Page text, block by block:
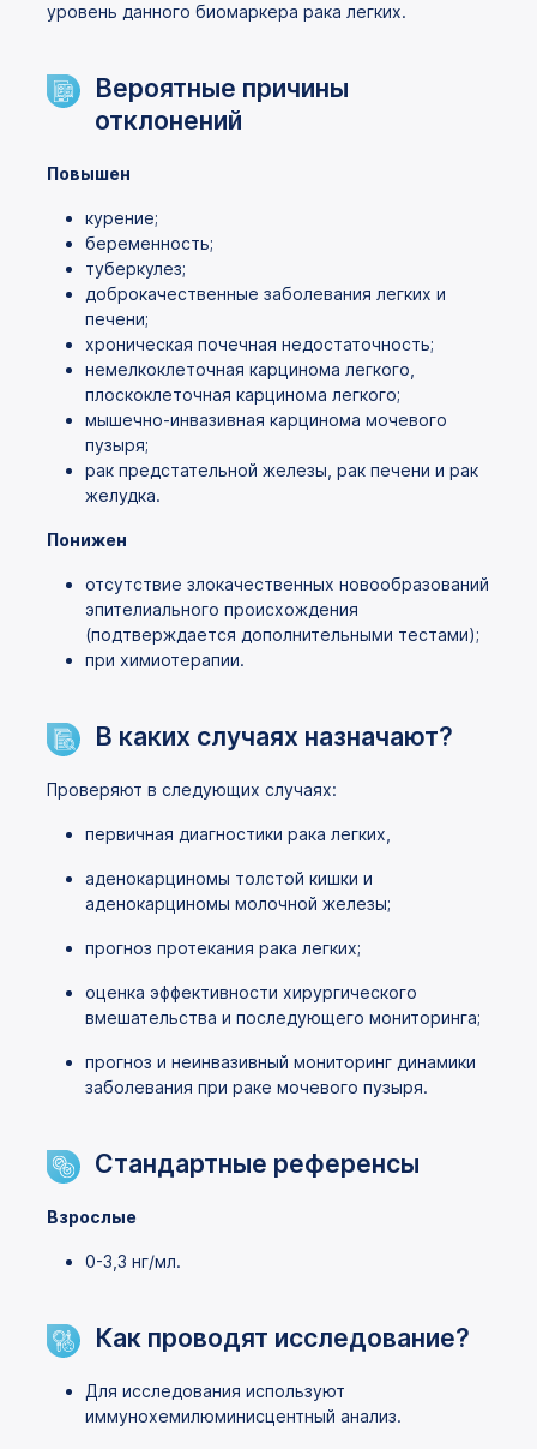
уровень данного биомаркера рака легких.
Вероятные причины
отклонений
Повышен
курение;
беременность;
туберкулез;
доброкачественные заболевания легких и
печени;
хроническая почечная недостаточность;
немелкоклеточная карцинома легкого,
плоскоклеточная карцинома легкого;
мышечно-инвазивная карцинома мочевого
пузыря;
рак предстательной железы, рак печени и рак
желудка.
Понижен
отсутствие злокачественных новообразований
эпителиального происхождения
(подтверждается дополнительными тестами);
при химиотерапии.
В каких случаях назначают?
Проверяют в следующих случаях:
первичная диагностики рака легких,
аденокарциномы толстой кишки и
аденокарциномы молочной железы;
прогноз протекания рака легких;
оценка эффективности хирургического
вмешательства и последующего мониторинга;
прогноз и неинвазивный мониторинг динамики
заболевания при раке мочевого пузыря.
Стандартные референсы
Взрослые
0-3,3 нг/мл.
Как проводят исследование?
Для исследования используют
иммунохемилюминисцентный анализ.